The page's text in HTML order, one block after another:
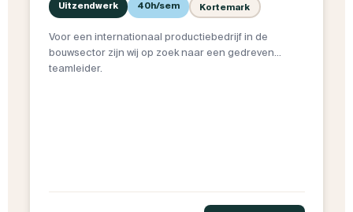
Uitzendwerk 40h/sem Kortemark
Voor een internationaal productiebedrijf in de
bouwsector zijn wij op zoek naar een gedreven
teamleider.